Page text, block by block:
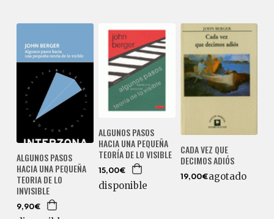
ALGUNOS PASOS
HACIA UNA PEQUEÑA
TEORIA DE LO
INVISIBLE
9,90€
ALGUNOS PASOS
HACIA UNA PEQUEÑA
TEORÍA DE LO VISIBLE
15,00€
disponible
CADA VEZ QUE
DECIMOS ADIÓS
19,00€agotado